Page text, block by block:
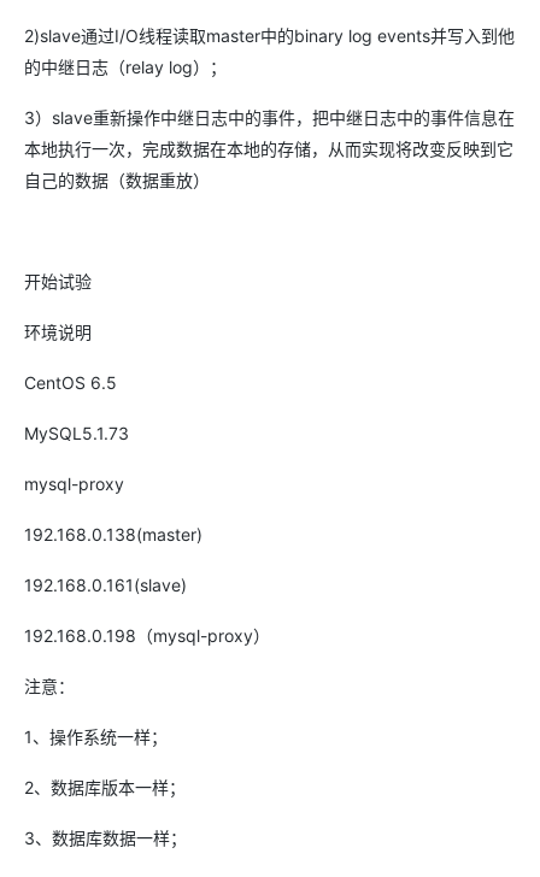
2)slave通过I/O线程读取master中的binary log events并写入到他
的中继日志（relay log）；
3）slave重新操作中继日志中的事件，把中继日志中的事件信息在
本地执行一次，完成数据在本地的存储，从而实现将改变反映到它
自己的数据（数据重放）
开始试验
环境说明
CentOS 6.5
MySQL5.1.73
mysql-proxy
192.168.0.138(master)
192.168.0.161(slave)
192.168.0.198（mysql-proxy）
注意：
1、操作系统一样；
2、数据库版本一样；
3、数据库数据一样；